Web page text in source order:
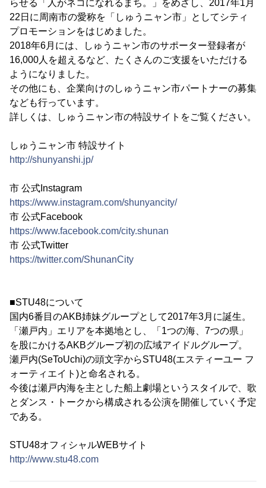
らせる「人がネコになれるまち。」をめざし、2017年1月
22日に周南市の愛称を「しゅうニャン市」としてシティ
プロモーションをはじめました。
2018年6月には、しゅうニャン市のサポーター登録者が
16,000人を超えるなど、たくさんのご支援をいただける
ようになりました。
その他にも、企業向けのしゅうニャン市パートナーの募集
なども行っています。
詳しくは、しゅうニャン市の特設サイトをご覧ください。
しゅうニャン市 特設サイト
http://shunyanshi.jp/
市 公式Instagram
https://www.instagram.com/shunyancity/
市 公式Facebook
https://www.facebook.com/city.shunan
市 公式Twitter
https://twitter.com/ShunanCity
■STU48について
国内6番目のAKB姉妹グループとして2017年3月に誕生。
「瀬戸内」エリアを本拠地とし、「1つの海、7つの県」
を股にかけるAKBグループ初の広域アイドルグループ。
瀬戸内(SeToUchi)の頭文字からSTU48(エスティーユー フ
ォーティエイト)と命名される。
今後は瀬戸内海を主とした船上劇場というスタイルで、歌
とダンス・トークから構成される公演を開催していく予定
である。
STU48オフィシャルWEBサイト
http://www.stu48.com